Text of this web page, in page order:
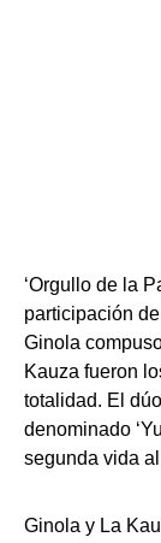
‘Orgullo de la
participación
Ginola
Kauza fueron
totalidad. El
denominado
segunda vida
Ginola y La